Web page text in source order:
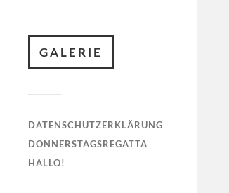
GALERIE
DATENSCHUTZERKLÄRUNG
DONNERSTAGSREGATTA
HALLO!